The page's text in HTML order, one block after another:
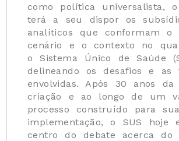
como política universalista,
terá a seu dispor os
analíticos que conformam o
cenário e o contexto no
o Sistema Único de Saúde
delineando os desafios e as
envolvidas. Após 30 anos da
criação e ao longo de um
processo construído para sua
implementação, o SUS hoje
centro do debate acerca do